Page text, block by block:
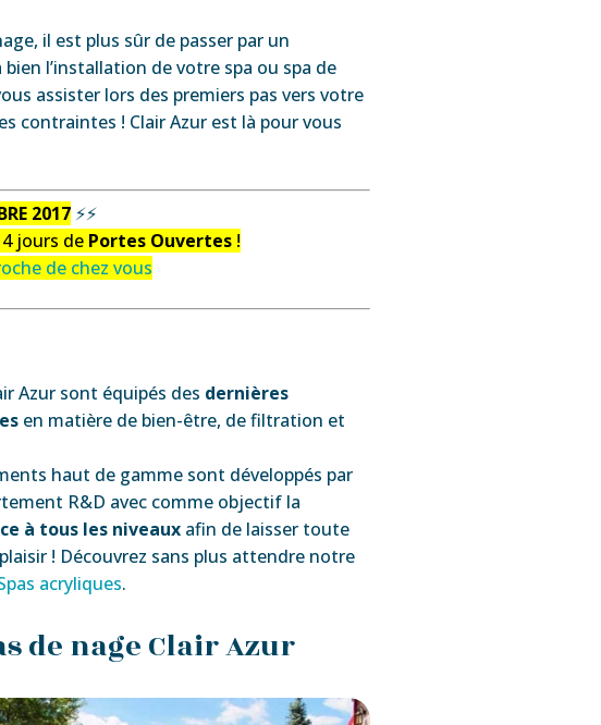
il est plus sûr de passer par un
l’installation de votre spa ou spa de
assister lors des premiers pas vers votre
contraintes ! Clair Azur est là pour vous
2017 ⚡⚡
jours de Portes Ouvertes !
de chez vous
Azur sont équipés des dernières
en matière de bien-être, de filtration et
haut de gamme sont développés par
R&D avec comme objectif la
à tous les niveauxafin de laisser toute
! Découvrez sans plus attendre notre
acryliques.
de nage Clair Azur